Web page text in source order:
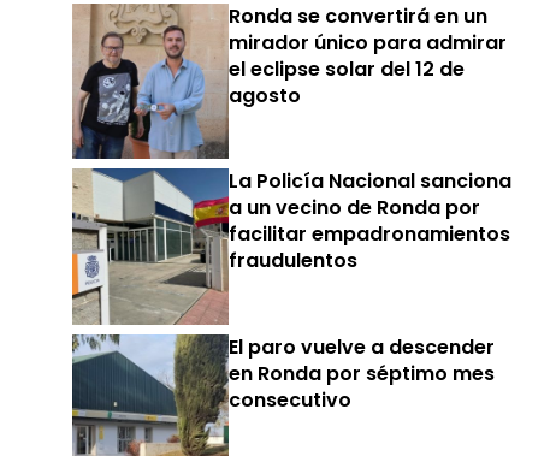
Ronda se convertirá en un
mirador único para admirar
el eclipse solar del 12 de
agosto
La Policía Nacional sanciona
a un vecino de Ronda por
facilitar empadronamientos
fraudulentos
El paro vuelve a descender
en Ronda por séptimo mes
consecutivo